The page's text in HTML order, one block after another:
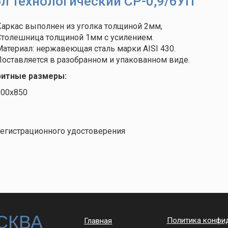
выполнен из уголка толщиной 2мм,
толщиной 1мм с усилением.
нержавеющая сталь марки AISI 430.
в разобранном и упакованном виде.
размеры:
удостоверения
Главная Политика